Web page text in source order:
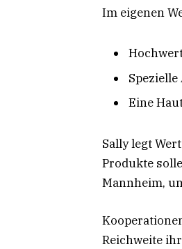
Im eigenen
Eine
Sally legt
Produkte
Mannheim,
Reichweite